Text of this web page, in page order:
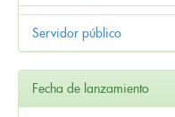
Servidor público
Fecha de lanzamiento